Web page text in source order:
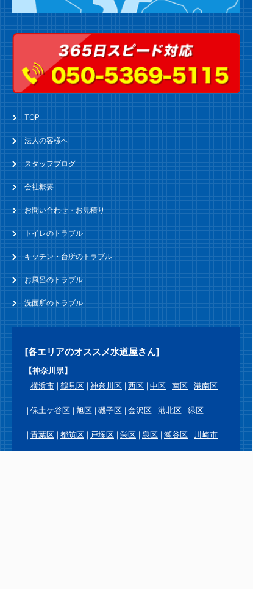
TOP
法人の客様へ
スタッフブログ
会社概要
お問い合わせ・お見積り
トイレのトラブル
キッチン・台所のトラブル
お風呂のトラブル
洗面所のトラブル
[各エリアのオススメ水道屋さん]
【神奈川県】
横浜市
鶴見区 神奈川区 西区 中区 南区 港南区
保土ケ谷区 旭区 磯子区 金沢区 港北区 緑区
青葉区 都筑区 戸塚区 栄区 泉区 瀬谷区 川崎市